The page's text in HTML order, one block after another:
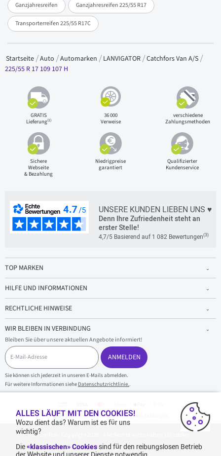
Ganzjahresreifen Ganzjahresreifen 225/55 R17
Transporterreifen 225/55 R17C
Startseite Auto Automarken LANVIGATOR Catchfors Van A/S
225/55 R 17 109 107 H
GRATIS
Lieferung(1)
36 000
Verweise
verschiedene
Zahlungsmethoden
Sichere
Webseite
& Bezahlung
Niedrigpreise
garantiert
Qualifizierter
Kundenservice
UNSERE KUNDEN LIEBEN UNS ♥
Denn Ihre Zufriedenheit steht an
erster Stelle!
4,7/5 Basierend auf 1 082 Bewertungen(3)
TOP MARKEN
HILFE UND INFORMATIONEN
RECHTLICHE HINWEISE
WIR BLEIBEN IN VERBINDUNG
Bleiben Sie über unsere aktuellen Angebote informiert!
E
-
M
a
i
l
ANMELDEN
Sie können sich jederzeit in unseren E-Mails abmelden.
Für weitere Informationen siehe Datenschutzrichtlinie..
100 % sicherer Einkauf und sichere Zahlungen
1001reifen - Copyright 2026 - Alle Rechte vorbehalten 1001reifen
ALLES LÄUFT MIT DEN COOKIES!
Wozu dient das? Warum ist es für uns
wichtig?
Die«klassischen» Cookiessind für den reibungslosen Betrieb